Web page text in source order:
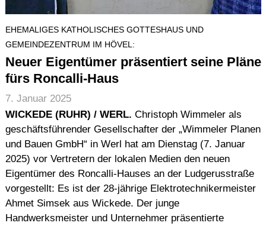
EHEMALIGES KATHOLISCHES GOTTESHAUS UND
GEMEINDEZENTRUM IM HÖVEL:
Neuer Eigentümer präsentiert seine Pläne
fürs Roncalli-Haus
7. Januar 2025
WICKEDE (RUHR) / WERL. Christoph Wimmeler als
geschäftsführender Gesellschafter der „Wimmeler Planen
und Bauen GmbH“ in Werl hat am Dienstag (7. Januar
2025) vor Vertretern der lokalen Medien den neuen
Eigentümer des Roncalli-Hauses an der Ludgerusstraße
vorgestellt: Es ist der 28-jährige Elektrotechnikermeister
Ahmet Simsek aus Wickede. Der junge
Handwerksmeister und Unternehmer präsentierte